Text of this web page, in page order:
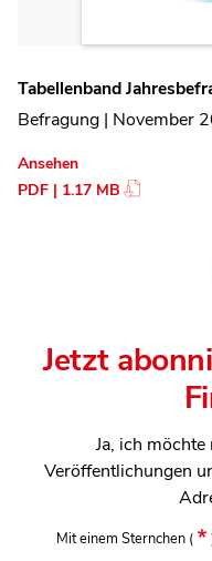
Tabellenband
Befragung | November
Ansehen
PDF | 1.17 MB
Jetzt
Ja, ich
Veröffentlichungen
Mit einem Sternchen (